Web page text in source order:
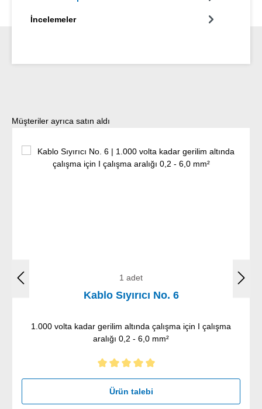
İncelemeler
Ürün galerisini atla
Müşteriler ayrıca satın aldı
1 adet
Kablo Sıyırıcı No. 6
1.000 volta kadar gerilim altında çalışma için I çalışma
aralığı 0,2 - 6,0 mm²
5 yıldız üzerinden 5 ortalama puanı
Ürün talebi